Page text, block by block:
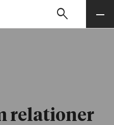
Söksearch Meny
relationer